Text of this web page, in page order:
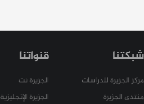
شبكتنا
مركز الجزيرة للدراسات
منتدى الجزيرة
قنواتنا
الجزيرة نت
الجزيرة الإنجليزية